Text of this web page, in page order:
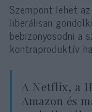
Szempont lehet
liberálisan
bebizonyosodni a
kontraproduktív
A Netflix, a
Amazon és